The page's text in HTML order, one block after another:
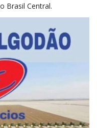
Brasil Central.